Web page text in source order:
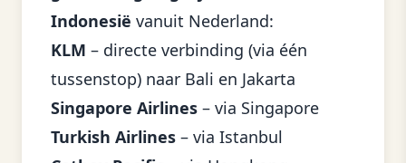
Indonesië vanuit Nederland:
KLM – directe verbinding (via één
tussenstop) naar Bali en Jakarta
Singapore Airlines – via Singapore
Turkish Airlines – via Istanbul